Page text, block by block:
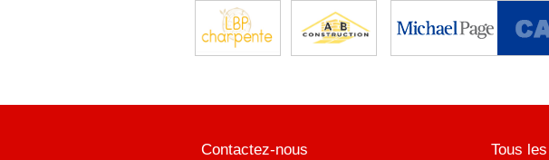
Contactez-nous
Tous